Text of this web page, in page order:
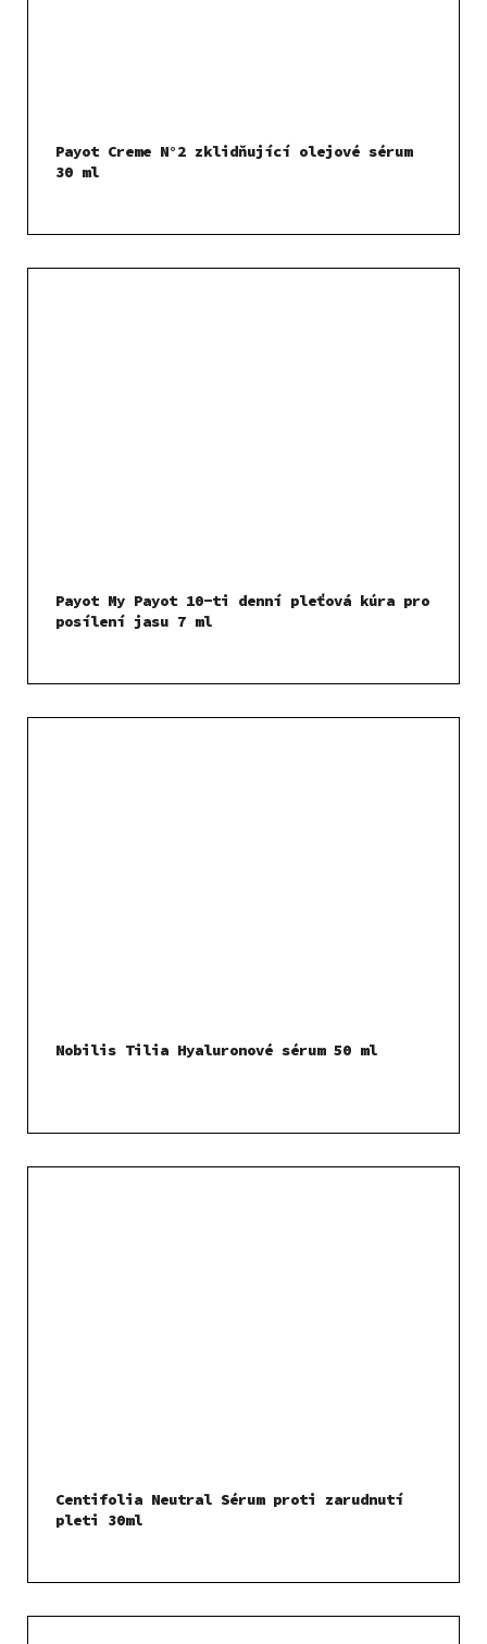
Payot Creme N°2 zklidňující olejové sérum
30 ml
Payot My Payot 10-ti denní pleťová kúra pro
posílení jasu 7 ml
Nobilis Tilia Hyaluronové sérum 50 ml
Centifolia Neutral Sérum proti zarudnutí
pleti 30ml